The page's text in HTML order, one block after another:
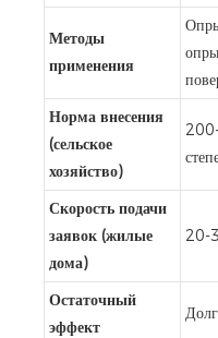
Методы
применения
Норма внесения
(сельское
хозяйство)
Скорость подачи
заявок (жилые
дома)
20-
Остаточный
эффект